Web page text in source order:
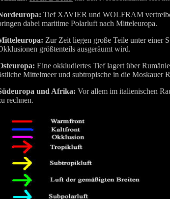
Tief XAVIER und WOLFRAM
dabei maritime Polarluft nach Mitteleuropa.
Zur Zeit liegen große Teile unter einer
größtenteils ausgeräumt wird.
Eine okkludiertes Tief lagert über
Mittelmeer und subtropische in die Moskauer
und Afrika: Vor allem im italienischen
rechnen.